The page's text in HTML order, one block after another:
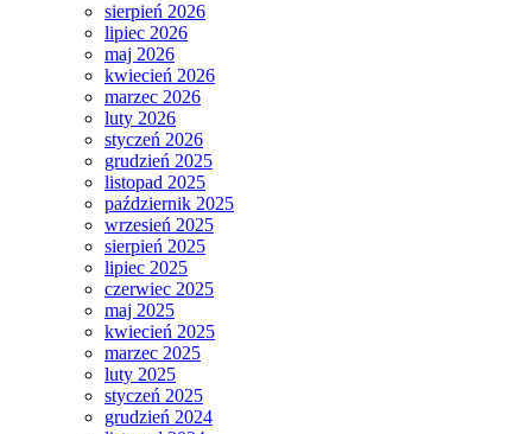
sierpień 2026
lipiec 2026
maj 2026
kwiecień 2026
marzec 2026
luty 2026
styczeń 2026
grudzień 2025
listopad 2025
październik 2025
wrzesień 2025
sierpień 2025
lipiec 2025
czerwiec 2025
maj 2025
kwiecień 2025
marzec 2025
luty 2025
styczeń 2025
grudzień 2024